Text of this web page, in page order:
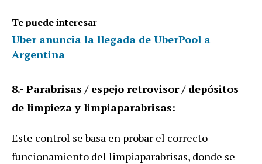
Te puede interesar
Uber anuncia la llegada de UberPool a
Argentina
8.- Parabrisas / espejo retrovisor / depósitos
de limpieza y limpiaparabrisas:
Este control se basa en probar el correcto
funcionamiento del limpiaparabrisas, donde se